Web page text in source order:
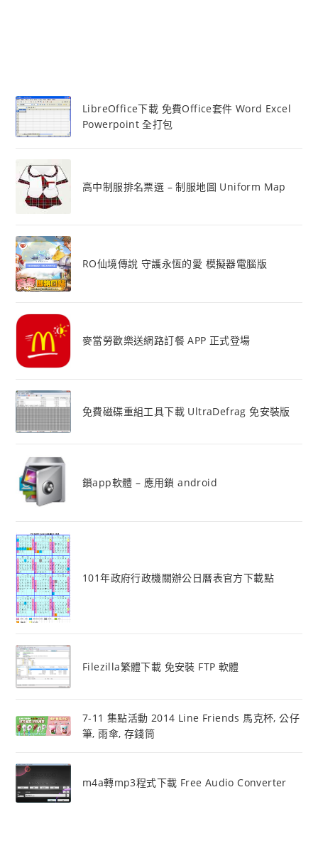
LibreOffice下載 免費Office套件 Word Excel
Powerpoint 全打包
高中制服排名票選 – 制服地圖 Uniform Map
RO仙境傳說 守護永恆的愛 模擬器電腦版
麥當勞歡樂送網路訂餐 APP 正式登場
免費磁碟重組工具下載 UltraDefrag 免安裝版
鎖app軟體 – 應用鎖 android
101年政府行政機關辦公日曆表官方下載點
Filezilla繁體下載 免安裝 FTP 軟體
7-11 集點活動 2014 Line Friends 馬克杯, 公仔
筆, 雨傘, 存錢筒
m4a轉mp3程式下載 Free Audio Converter